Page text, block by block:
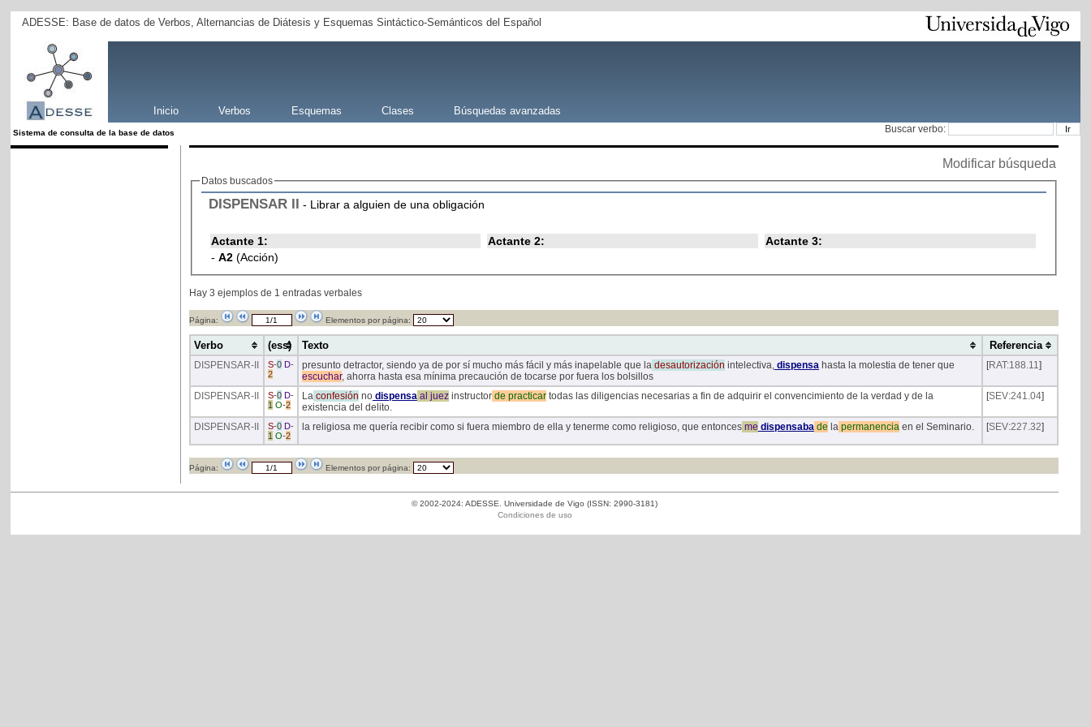
ADESSE: Base de datos de Verbos, Alternancias de Diátesis y Esquemas Sintáctico-Semánticos del Español
Inicio Verbos Esquemas Clases Búsquedas avanzadas
Sistema de consulta de la base de datos Buscar verbo:
Modificar búsqueda
Datos buscados
DISPENSAR II - Librar a alguien de una obligación
Actante 1:
- A2 (Acción)
Actante 2: Actante 3:
Hay 3 ejemplos de 1 entradas verbales
Página: Elementos por página:
Verbo (ess) Texto Referencia
DISPENSAR-II S-0 D-
2
presunto detractor, siendo ya de por sí mucho más fácil y más inapelable que ladesautorización intelectiva,dispensahasta la molestia de tener que
escuchar, ahorra hasta esa mínima precaución de tocarse por fuera los bolsillos
[RAT:188.11]
DISPENSAR-II S-0 D-
1 O-2
Laconfesión nodispensaal juezinstructorde practicartodas las diligencias necesarias a fin de adquirir el convencimiento de la verdad y de la
existencia del delito.
[SEV:241.04]
DISPENSAR-II S-0 D-
1 O-2
la religiosa me quería recibir como si fuera miembro de ella y tenerme como religioso, que entoncesme dispensabade lapermanenciaen el Seminario. [SEV:227.32]
Página: Elementos por página:
© 2002-2024: ADESSE. Universidade de Vigo (ISSN: 2990-3181)
Condiciones de uso